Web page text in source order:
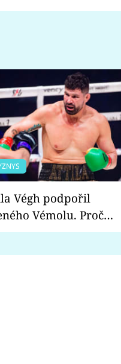
Vémolu. Proč
zápasit s ním než